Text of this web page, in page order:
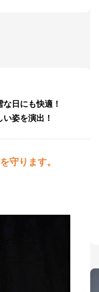
日にも快適！
姿を演出！
守ります。